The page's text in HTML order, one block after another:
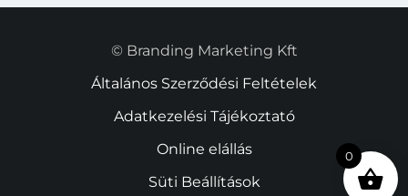
© Branding Marketing Kft
Általános Szerződési Feltételek
Adatkezelési Tájékoztató
Online elállás
Süti Beállítások
0